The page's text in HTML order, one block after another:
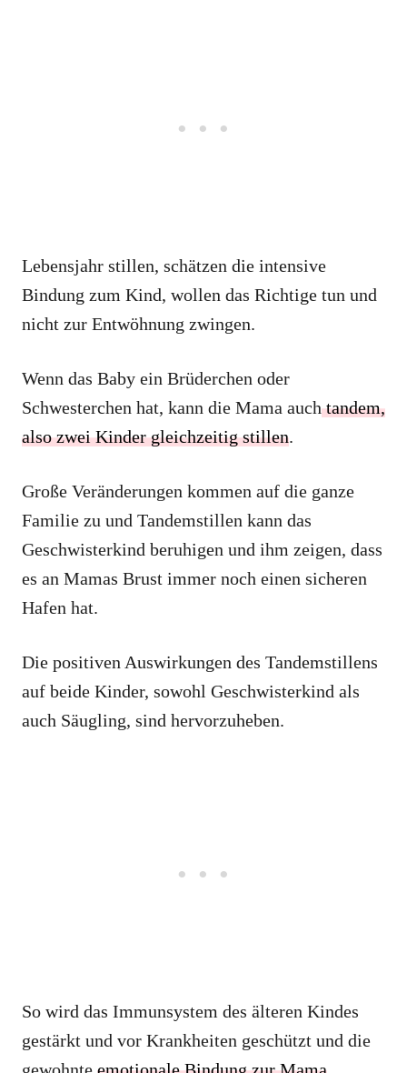
Lebensjahr stillen, schätzen die intensive
Bindung zum Kind, wollen das Richtige tun und
nicht zur Entwöhnung zwingen.
Wenn das Baby ein Brüderchen oder
Schwesterchen hat, kann die Mama auchtandem,
also zwei Kinder gleichzeitig stillen.
Große Veränderungen kommen auf die ganze
Familie zu und Tandemstillen kann das
Geschwisterkind beruhigen und ihm zeigen, dass
es an Mamas Brust immer noch einen sicheren
Hafen hat.
Die positiven Auswirkungen des Tandemstillens
auf beide Kinder, sowohl Geschwisterkind als
auch Säugling, sind hervorzuheben.
So wird das Immunsystem des älteren Kindes
gestärkt und vor Krankheiten geschützt und die